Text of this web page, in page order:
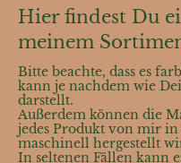
Hier findest Du
meinem
Bitte beachte, dass es
kann je nachdem wie
darstellt.
Außerdem können die
jedes Produkt von mir
maschinell hergestellt
In seltenen Fällen kann